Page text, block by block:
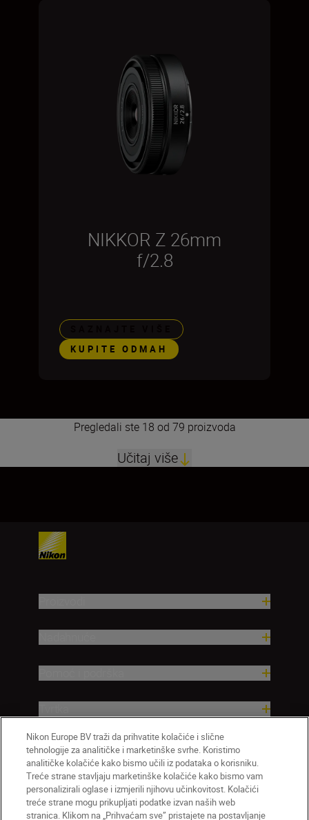
NIKKOR Z 26mm
f/2.8
KUPITE ODMAH
Pregledali ste 18 od 79 proizvoda
Učitaj više
12345
Nikon Europe BV traži da prihvatite kolačiće i slične
tehnologije za analitičke i marketinške svrhe. Koristimo
analitičke kolačiće kako bismo učili iz podataka o korisniku.
Treće strane stavljaju marketinške kolačiće kako bismo vam
personalizirali oglase i izmjerili njihovu učinkovitost. Kolačići
treće strane mogu prikupljati podatke izvan naših web
stranica. Klikom na „Prihvaćam sve” pristajete na postavljanje